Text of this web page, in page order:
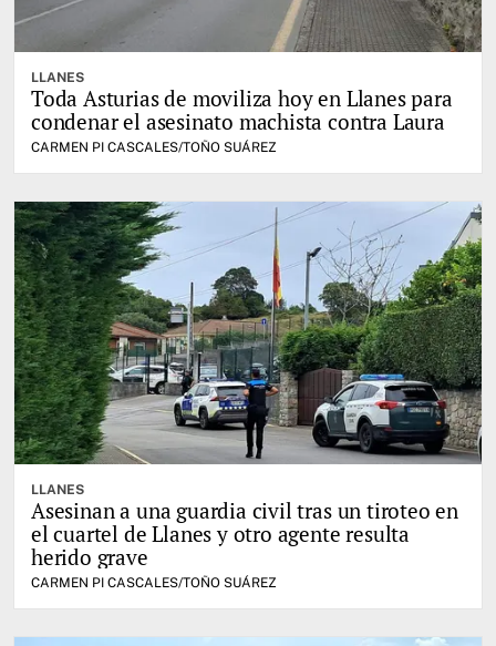
LLANES
Toda Asturias de moviliza hoy en Llanes para
condenar el asesinato machista contra Laura
CARMEN PI CASCALES/TOÑO SUÁREZ
LLANES
Asesinan a una guardia civil tras un tiroteo en
el cuartel de Llanes y otro agente resulta
herido grave
CARMEN PI CASCALES/TOÑO SUÁREZ